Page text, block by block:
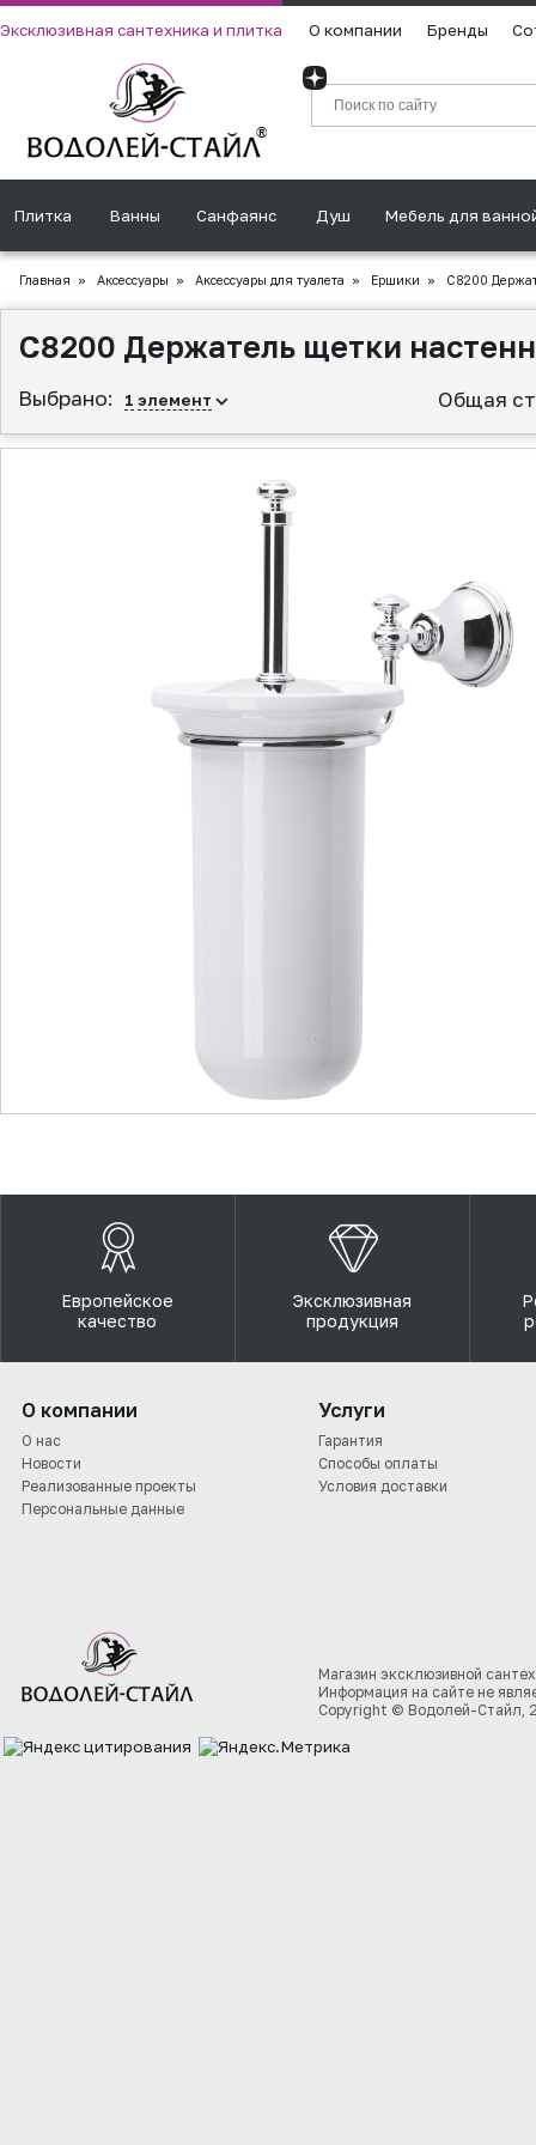
Эксклюзивная сантехника и плитка О компании Бренды
Плитка Ванны Санфаянс Душ Мебель для
Главная » Аксессуары » Аксессуары для туалета » Ершики » С8200
С8200 Держатель щетки
Выбрано: 1 элемент Общая
▼
Европейское
качество
Эксклюзивная
продукция
О компании
О нас
Новости
Реализованные проекты
Персональные данные
Услуги
Гарантия
Способы оплаты
Условия доставки
Магазин эксклюзивной
Информация на сайте не
Copyright © Водолей-Стайл,